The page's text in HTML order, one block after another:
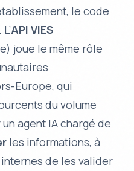
le code
API VIES
joue le même rôle
Europe, qui
du volume
agent IA chargé de
les informations, à
de les valider